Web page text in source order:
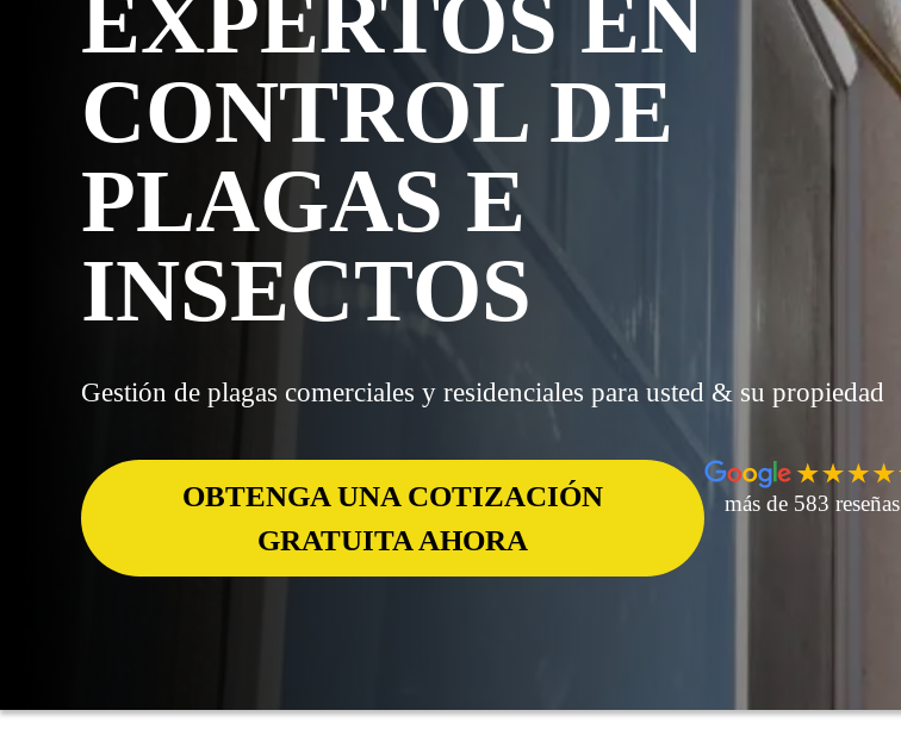
EXPERTOS EN
CONTROL DE
PLAGAS E
INSECTOS
Gestión de plagas comerciales y residenciales para usted & su propiedad
OBTENGA UNA COTIZACIÓN
GRATUITA AHORA
más de 583 reseñas